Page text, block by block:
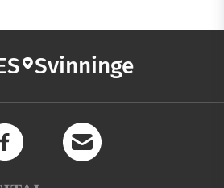
Svinninge